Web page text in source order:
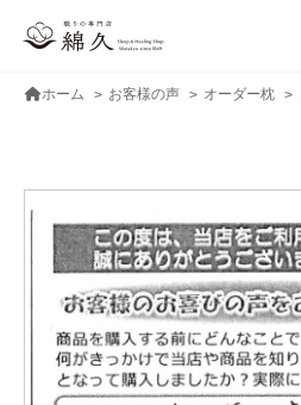
ホーム お客様の声 オーダー枕